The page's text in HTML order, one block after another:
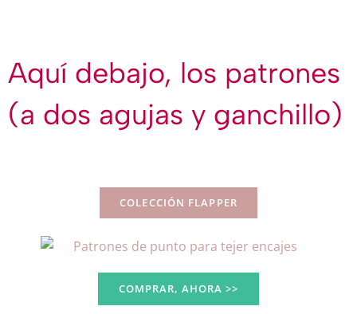
Aquí debajo, los patrones
(a dos agujas y ganchillo)
COLECCIÓN FLAPPER
COMPRAR, AHORA >>